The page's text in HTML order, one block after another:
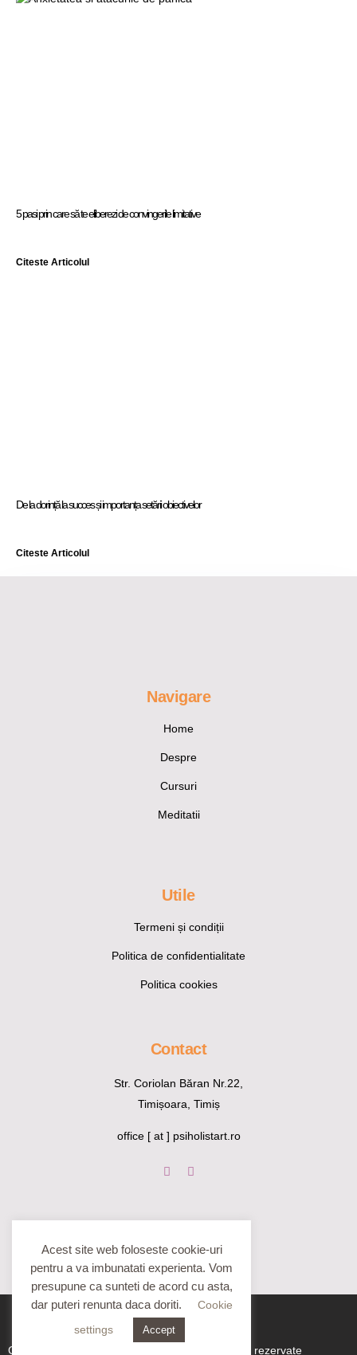
5 pasi prin care să te eliberezi de convingerile limitative
Citeste Articolul
De la dorință la succes și importanța setării obiectivelor
Citeste Articolul
Navigare
Home
Despre
Cursuri
Meditatii
Utile
Termeni și condiții
Politica de confidentialitate
Politica cookies
Contact
Str. Coriolan Băran Nr.22,
Timișoara, Timiș
office [ at ] psiholistart.ro
Copyright PsiholistArt.ro ©2020. Toate drepturile rezervate
Acest site web foloseste cookie-uri
pentru a va imbunatati experienta. Vom
presupune ca sunteti de acord cu asta,
dar puteri renunta daca doriti.
Cookie
settings
Accept